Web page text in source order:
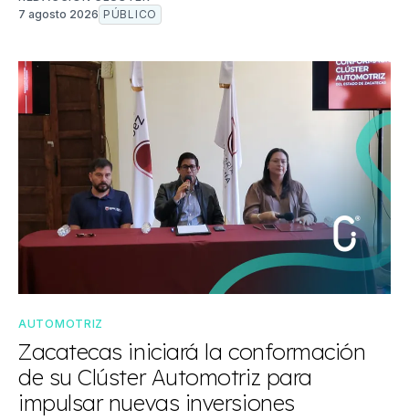
7 agosto 2026 PÚBLICO
AUTOMOTRIZ
Zacatecas iniciará la conformación
de su Clúster Automotriz para
impulsar nuevas inversiones